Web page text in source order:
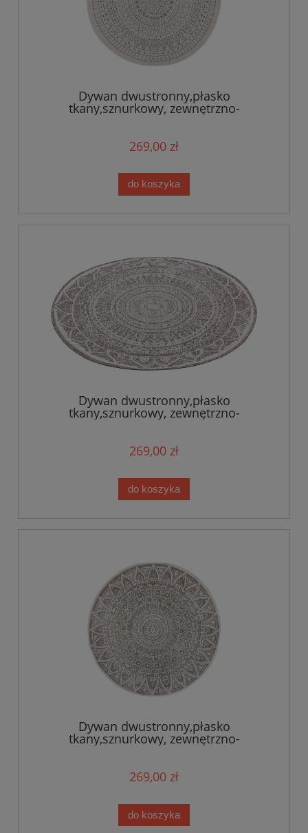
Dywan dwustronny,płasko
tkany,sznurkowy, zewnętrzno-
wewnętrzny Bougari Porto,beżowe
269,00 zł
do koszyka
Dywan dwustronny,płasko
tkany,sznurkowy, zewnętrzno-
wewnętrzny Bougari Siruma,beżowe
269,00 zł
do koszyka
Dywan dwustronny,płasko
tkany,sznurkowy, zewnętrzno-
wewnętrzny Bougari Lilja,beżowe KOŁO
269,00 zł
do koszyka